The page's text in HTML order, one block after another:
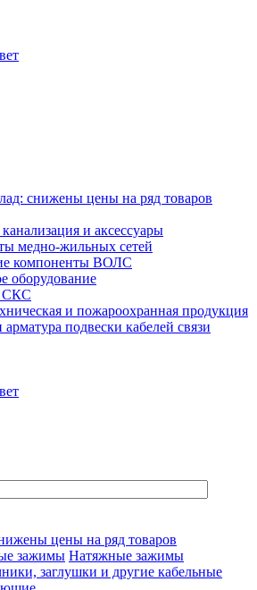
снижены цены на ряд товаров
и аксессуары
медно-жильных сетей
компоненты ВОЛС
оборудование
СКС
и пожароохранная продукция
подвески кабелей связи
цены на ряд товаров
Натяжные зажимы